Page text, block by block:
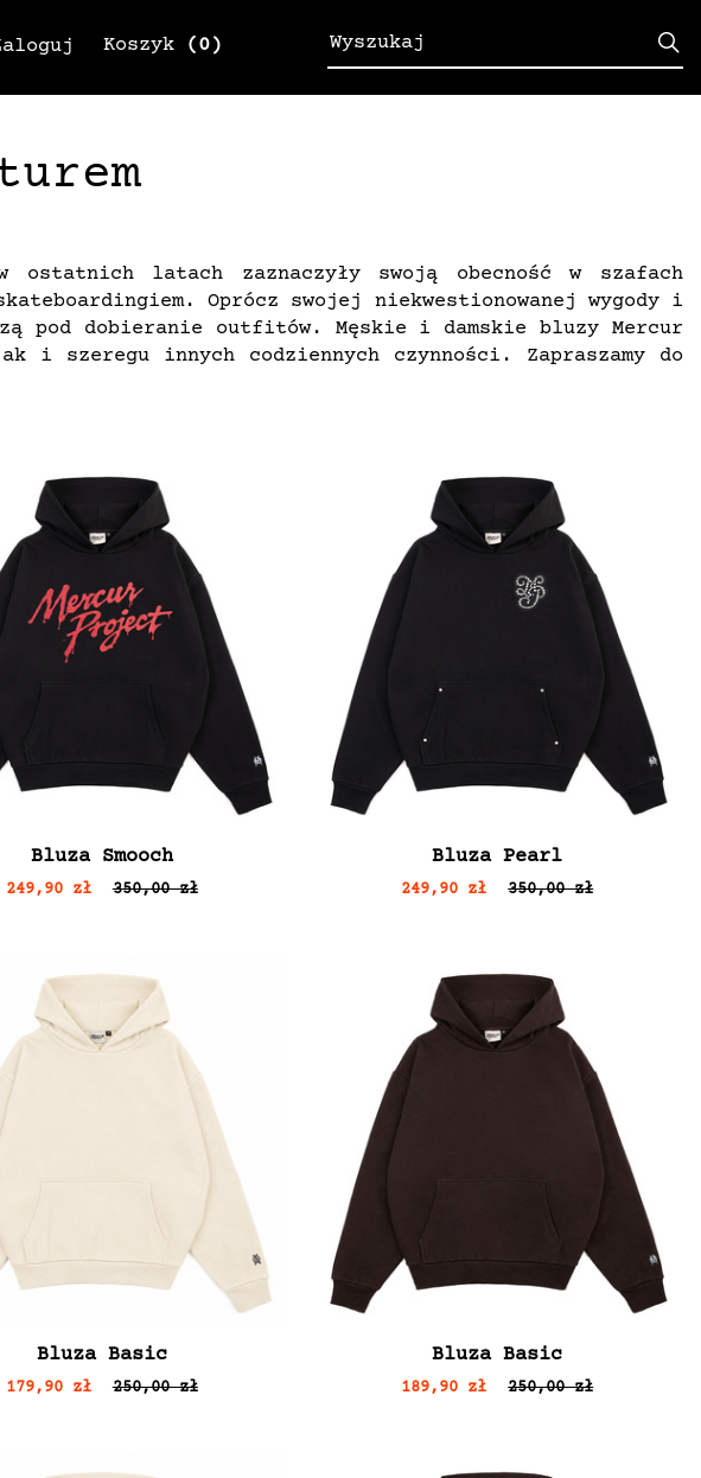
Koszyk (0)
latach zaznaczyły swoją obecność w szafach
Oprócz swojej niekwestionowanej wygody i
pod dobieranie outfitów. Męskie i damskie bluzy Mercur
i szeregu innych codziennych czynności. Zapraszamy do
Bluza Smooch
249,90 zł 350,00 zł
Bluza Pearl
249,90 zł 350,00 zł
Bluza Basic
179,90 zł 250,00 zł
Bluza Basic
189,90 zł 250,00 zł